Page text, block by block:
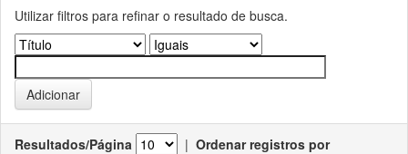
Utilizar filtros para refinar o resultado de busca.
Resultados/Página | Ordenar registros por